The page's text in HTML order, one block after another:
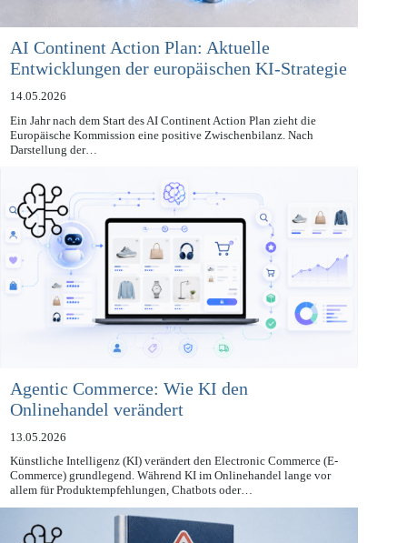
AI Continent Action Plan: Aktuelle
Entwicklungen der europäischen KI-Strategie
14.05.2026
Ein Jahr nach dem Start des AI Continent Action Plan zieht die
Europäische Kommission eine positive Zwischenbilanz. Nach
Agentic Commerce: Wie KI den
Onlinehandel verändert
13.05.2026
Künstliche Intelligenz (KI) verändert den Electronic Commerce (E-
Commerce) grundlegend. Während KI im Onlinehandel lange vor
allem für Produktempfehlungen, Chatbots oder…